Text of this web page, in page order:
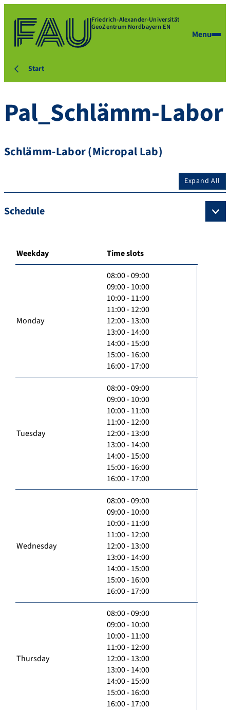
Friedrich-Alexander-Universität
GeoZentrum Nordbayern EN
Menu
Start
Pal_Schlämm-Labor
Schlämm-Labor (Micropal Lab)
Expand All
Schedule
Weekday Time slots
Monday
08:00 - 09:00
09:00 - 10:00
10:00 - 11:00
11:00 - 12:00
12:00 - 13:00
13:00 - 14:00
14:00 - 15:00
15:00 - 16:00
16:00 - 17:00
Tuesday
08:00 - 09:00
09:00 - 10:00
10:00 - 11:00
11:00 - 12:00
12:00 - 13:00
13:00 - 14:00
14:00 - 15:00
15:00 - 16:00
16:00 - 17:00
Wednesday
08:00 - 09:00
09:00 - 10:00
10:00 - 11:00
11:00 - 12:00
12:00 - 13:00
13:00 - 14:00
14:00 - 15:00
15:00 - 16:00
16:00 - 17:00
Thursday
08:00 - 09:00
09:00 - 10:00
10:00 - 11:00
11:00 - 12:00
12:00 - 13:00
13:00 - 14:00
14:00 - 15:00
15:00 - 16:00
16:00 - 17:00